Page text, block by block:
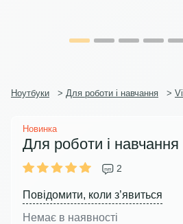
Ноутбуки > Для роботи і навчання >
Новинка
Для роботи і навчання
2
Повідомити, коли з’явиться
Немає в наявності